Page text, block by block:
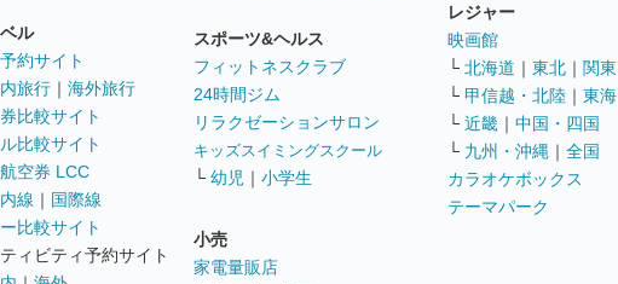
ル
約サイト
旅行 ｜ 海外旅行
比較サイト
比較サイト
空券 LCC
線 ｜ 国際線
比較サイト
ィビティ予約サイト
スポーツ&ヘルス
フィットネスクラブ
24時間ジム
リラクゼーションサロン
キッズスイミングスクール
└ 幼児 ｜ 小学生
小売
家電量販店
レジャー
映画館
└ 北海道 ｜ 東北 ｜ 関東
└ 甲信越・北陸 ｜ 東海
└ 近畿 ｜ 中国・四国
└ 九州・沖縄 ｜ 全国
カラオケボックス
テーマパーク